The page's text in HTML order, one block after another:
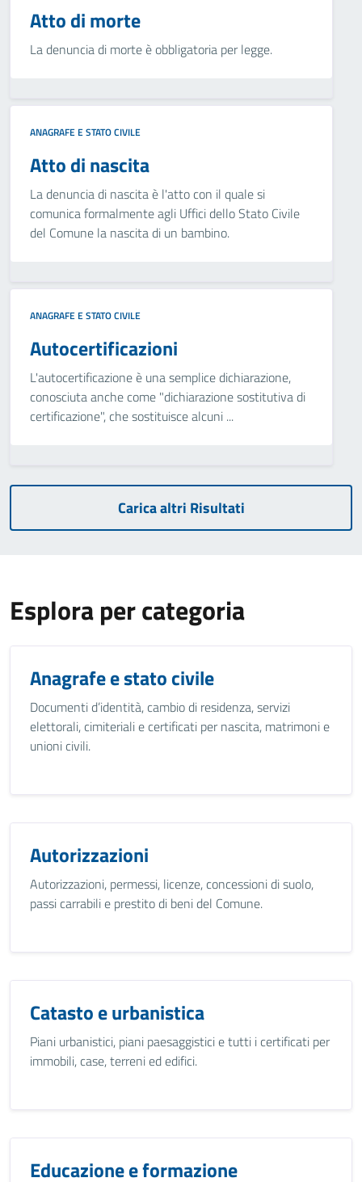
Atto di morte
La denuncia di morte è obbligatoria per legge.
ANAGRAFE E STATO CIVILE
Atto di nascita
La denuncia di nascita è l'atto con il quale si
comunica formalmente agli Uffici dello Stato Civile
del Comune la nascita di un bambino.
ANAGRAFE E STATO CIVILE
Autocertificazioni
L'autocertificazione è una semplice dichiarazione,
conosciuta anche come "dichiarazione sostitutiva di
certificazione", che sostituisce alcuni ...
Carica altri Risultati
Esplora per categoria
Anagrafe e stato civile
Documenti d’identità, cambio di residenza, servizi
elettorali, cimiteriali e certificati per nascita, matrimoni e
unioni civili.
Autorizzazioni
Autorizzazioni, permessi, licenze, concessioni di suolo,
passi carrabili e prestito di beni del Comune.
Catasto e urbanistica
Piani urbanistici, piani paesaggistici e tutti i certificati per
immobili, case, terreni ed edifici.
Educazione e formazione